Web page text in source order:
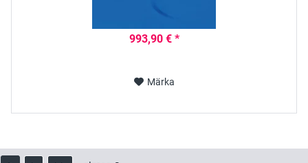
993,90 € *
Märka